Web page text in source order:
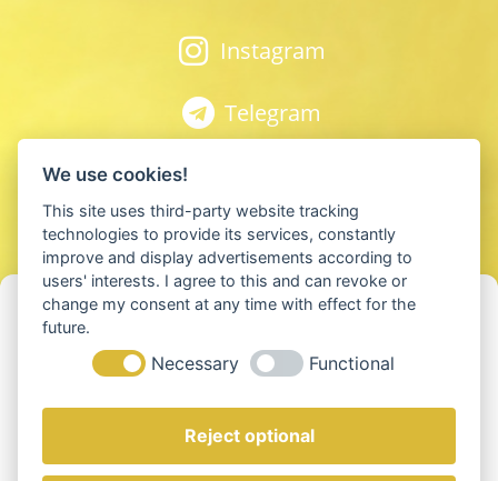
Cookie-Einwilligung verwalten
Um die besten Erfahrungen zu bieten, verwenden wir Technologien wie
Cookies, um Geräteinformationen zu speichern und/oder darauf
Daten wie das Surfverhalten oder eindeutige IDs auf dieser Website
verarbeiten. Die Nichteinwilligung oder der Widerruf der Einwilligung
kann bestimmte Merkmale und Funktionen beeinträchtigen.
Instagram
Telegram
Youtube
Apple Podcast
Anchor
© 2025 Neue Erde GmbH
We use cookies!
This site uses third-party website tracking
technologies to provide its services, constantly
improve and display advertisements according to
users' interests. I agree to this and can revoke or
change my consent at any time with effect for the
future.
Necessary Functional
Reject optional